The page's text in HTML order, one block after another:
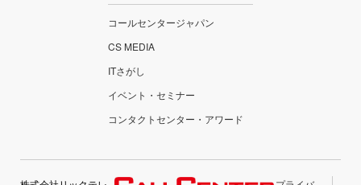
コールセンタージャパン
CS MEDIA
ITさがし
イベント・セミナー
コンタクトセンター・アワード